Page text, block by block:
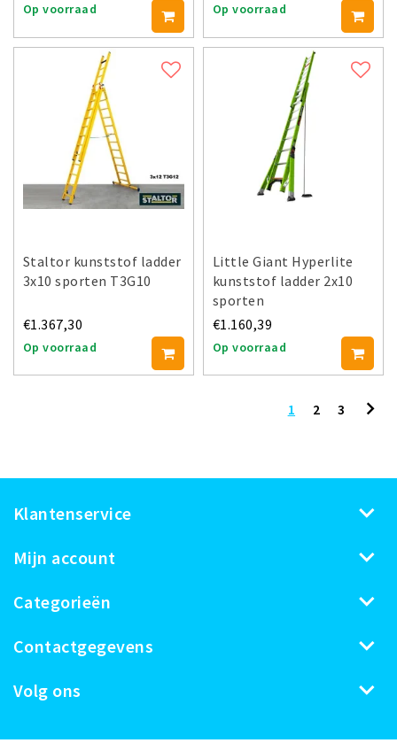
Op voorraad Op voorraad
Staltor kunststof ladder
3x10 sporten T3G10
€1.367,30
Op voorraad
Little Giant Hyperlite
kunststof ladder 2x10
sporten
€1.160,39
Op voorraad
1 2 3
Klantenservice
Mijn account
Categorieën
Contactgegevens
Volg ons